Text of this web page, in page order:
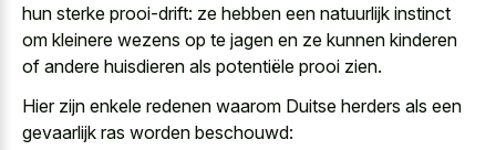
hun sterke prooi-drift: ze hebben een natuurlijk instinct
om kleinere wezens op te jagen en ze kunnen kinderen
of andere huisdieren als potentiële prooi zien.
Hier zijn enkele redenen waarom Duitse herders als een
gevaarlijk ras worden beschouwd: